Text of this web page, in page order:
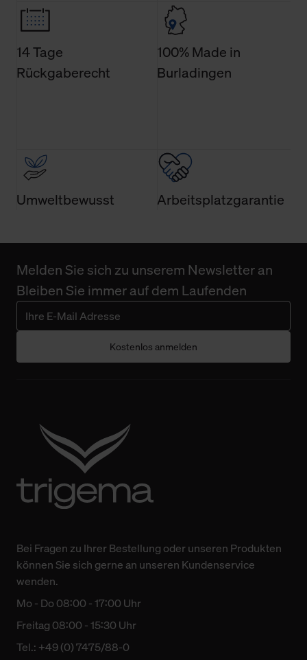
Weitere Informationen über Cookies und Web-
Technologien sowie die Nutzung Ihrer persönlichen Daten
14 Tage
Rückgaberecht
100% Made in
Burladingen
Umweltbewusst Arbeitsplatzgarantie
Melden Sie sich zu unserem Newsletter an
Bleiben Sie immer auf dem Laufenden
Kostenlos anmelden
Bei Fragen zu Ihrer Bestellung oder unseren Produkten
können Sie sich gerne an unseren Kundenservice
wenden.
Mo - Do 08:00 - 17:00 Uhr
Freitag 08:00 - 15:30 Uhr
Tel.: +49 (0) 7475/88-0